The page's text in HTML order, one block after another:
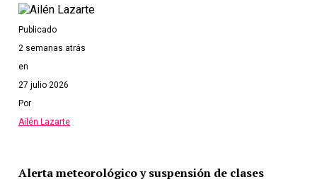
Sin embargo, la falta de consenso entre sindicatos y
gobiernos provinciales generó un escenario de tensión
que repercute directamente en el calendario escolar.
En varias provincias, los docentes anunciaron que no
comenzarán las clases hasta que se presenten
propuestas salariales que consideren satisfactorias.
El conflicto genera preocupación entre las familias y
estudiantes en todo el país. Las autoridades educativas
Publicado
2 semanas atrás
en
27 julio 2026
Por
Ailén Lazarte
Alerta meteorológico y suspensión de clases